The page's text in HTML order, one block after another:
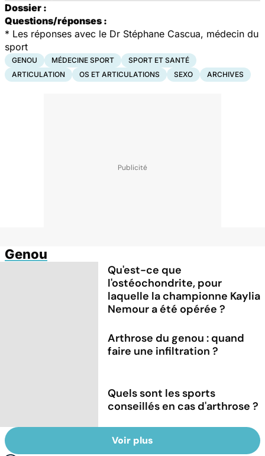
Dossier :
Questions/réponses :
* Les réponses avec le Dr Stéphane Cascua, médecin du
sport
GENOU MÉDECINE SPORT
SPORT ET SANTÉ
ARTICULATION
OS ET ARTICULATIONS SEXO ARCHIVES
Genou
Qu'est-ce que
l'ostéochondrite, pour
laquelle la championne Kaylia
Nemour a été opérée ?
Arthrose du genou : quand
faire une infiltration ?
Quels sont les sports
conseillés en cas d'arthrose ?
Voir plus